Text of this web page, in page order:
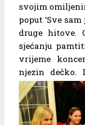
svojim
poput ‘Sve sam
druge hitove.
sjećanju
vrijeme
njezin dečko.